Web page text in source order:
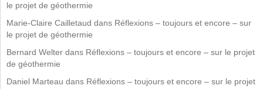
le projet de géothermie
Marie-Claire Cailletaud dans Réflexions – toujours et encore – sur
le projet de géothermie
Bernard Welter dans Réflexions – toujours et encore – sur le projet
de géothermie
Daniel Marteau dans Réflexions – toujours et encore – sur le projet